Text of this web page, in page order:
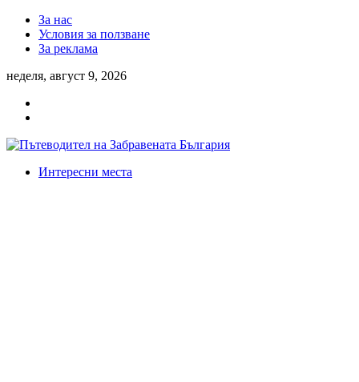
За нас
Условия за ползване
За реклама
неделя, август 9, 2026
Интересни места